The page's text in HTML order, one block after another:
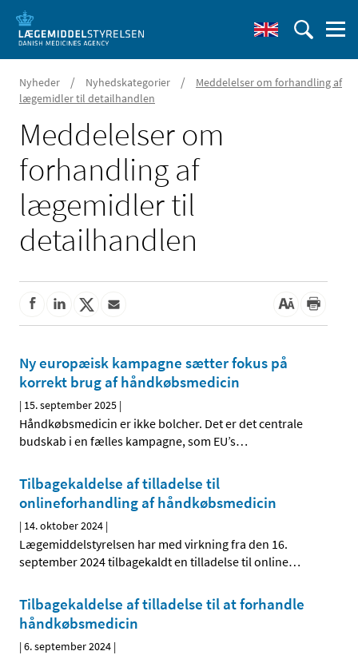
Nyheder / Nyhedskategorier /
Meddelelser om forhandling af
lægemidler til detailhandlen
Meddelelser om
forhandling af
lægemidler til
detailhandlen
Ny europæisk kampagne sætter fokus på
korrekt brug af håndkøbsmedicin
| 15. september 2025 |
Håndkøbsmedicin er ikke bolcher. Det er det centrale
budskab i en fælles kampagne, som EU’s…
Tilbagekaldelse af tilladelse til
onlineforhandling af håndkøbsmedicin
| 14. oktober 2024 |
Lægemiddelstyrelsen har med virkning fra den 16.
september 2024 tilbagekaldt en tilladelse til online…
Tilbagekaldelse af tilladelse til at forhandle
håndkøbsmedicin
|6. september 2024 |